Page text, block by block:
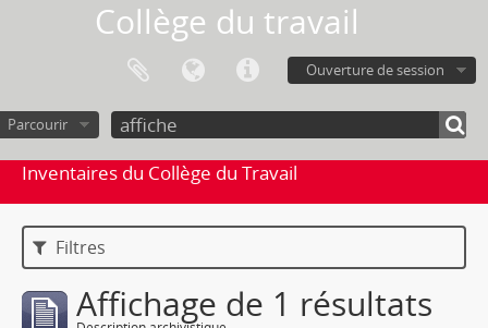
Collège du travail
Ouverture de session
Parcourir
Inventaires du Collège du Travail
Filtres
Affichage de 1 résultats